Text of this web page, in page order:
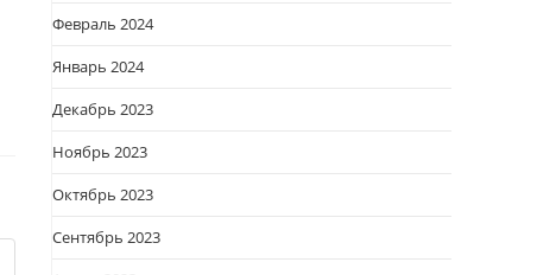
Февраль 2024
Январь 2024
Декабрь 2023
Ноябрь 2023
Октябрь 2023
Сентябрь 2023